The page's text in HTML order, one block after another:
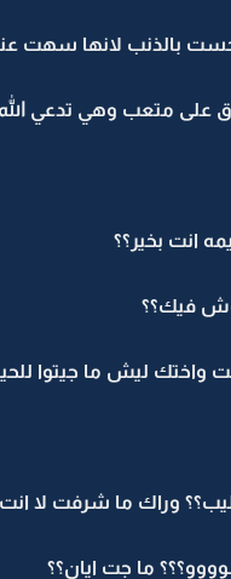
حست بالذنب لانها سهت
على متعب وهي تدعي الله
انت بخير؟؟
فيك؟؟
واختك ليش ما جيتوا للحين؟؟
وراك ما شرفت لا انت
ما جت ايان؟؟